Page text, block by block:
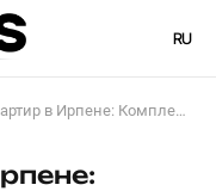
RU
Комплексный подход от W2Studio